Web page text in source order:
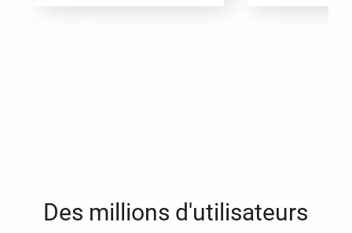
Des millions d'utilisateurs